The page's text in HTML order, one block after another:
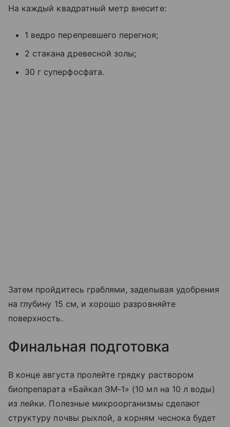
На каждый квадратный метр внесите:
1 ведро перепревшего перегноя;
2 стакана древесной золы;
30 г суперфосфата.
Затем пройдитесь граблями, заделывая удобрения
на глубину 15 см, и хорошо разровняйте
поверхность.
Финальная подготовка
В конце августа пролейте грядку раствором
биопрепарата «Байкал ЭМ-1» (10 мл на 10 л воды)
из лейки. Полезные микроорганизмы сделают
структуру почвы рыхлой, а корням чеснока будет